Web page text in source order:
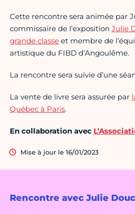
Rencontre avec Julie
Cette rencontre sera animée par
commissaire de l’exposition Julie
grande classe et membre de
artistique du FIBD d’Angoulême.
La rencontre sera suivie d’une
La vente de livre sera assurée par
Québec à Paris.
En collaboration avec
Mise à jour le 16/01/2023